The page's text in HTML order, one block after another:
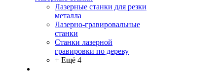
Лазерные станки для резки
металла
Лазерно-гравировальные
станки
Станки лазерной
гравировки по дереву
+ Ещё 4